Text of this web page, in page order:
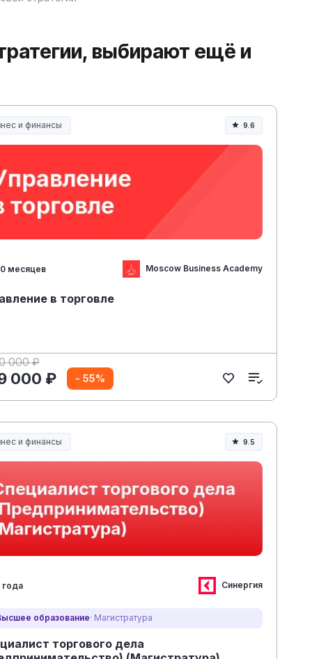
выбирают ещё и
и финансы 9.6
месяцев Moscow Business Academy
в торговле
000 ₽
000 ₽ - 55%
и финансы 9.5
года Синергия
образование· Магистратура
торгового дела